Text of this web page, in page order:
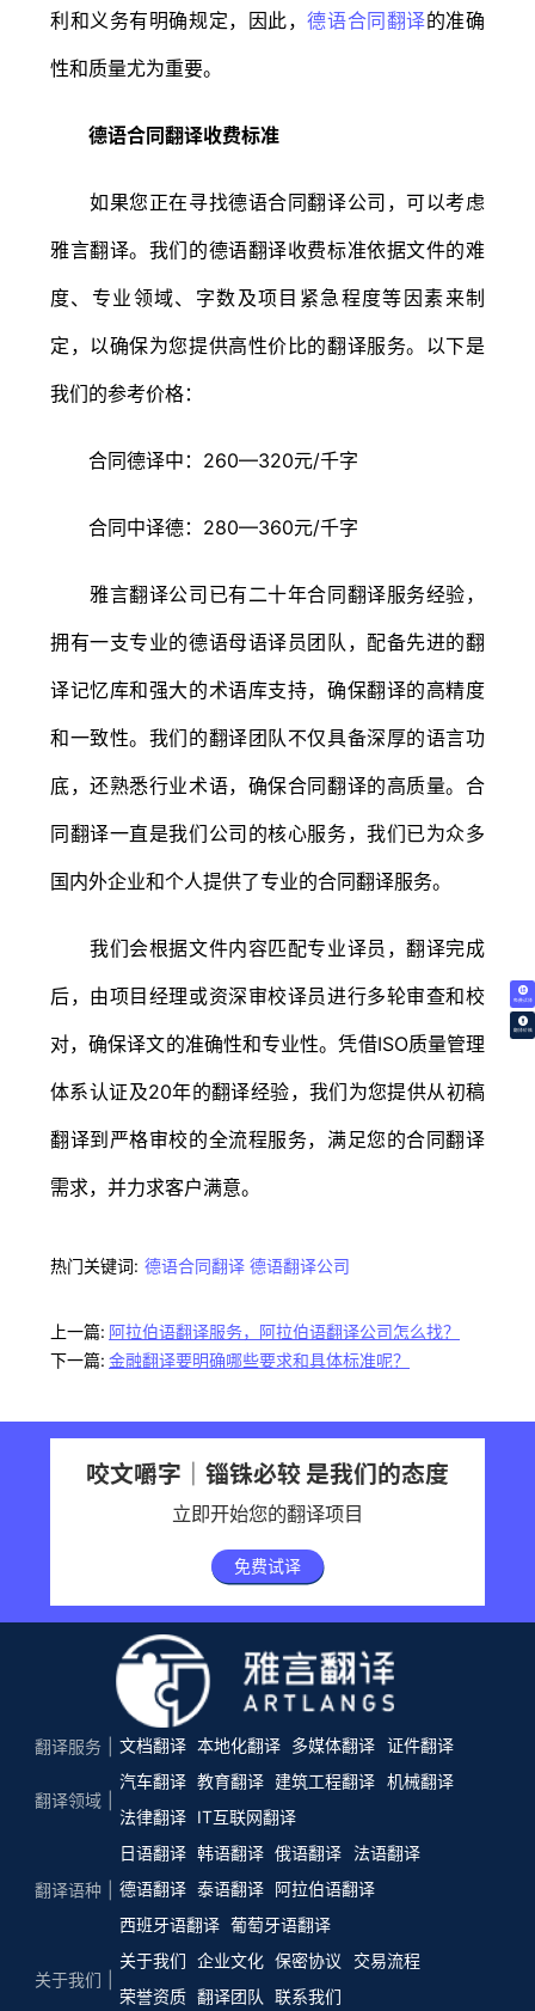
免费试译
翻译价格
利和义务有明确规定，因此，德语合同翻译的准确
性和质量尤为重要。
德语合同翻译收费标准
如果您正在寻找德语合同翻译公司，可以考虑
雅言翻译。我们的德语翻译收费标准依据文件的难
度、专业领域、字数及项目紧急程度等因素来制
定，以确保为您提供高性价比的翻译服务。以下是
我们的参考价格：
合同德译中：260—320元/千字
合同中译德：280—360元/千字
雅言翻译公司已有二十年合同翻译服务经验，
拥有一支专业的德语母语译员团队，配备先进的翻
译记忆库和强大的术语库支持，确保翻译的高精度
和一致性。我们的翻译团队不仅具备深厚的语言功
底，还熟悉行业术语，确保合同翻译的高质量。合
同翻译一直是我们公司的核心服务，我们已为众多
国内外企业和个人提供了专业的合同翻译服务。
我们会根据文件内容匹配专业译员，翻译完成
后，由项目经理或资深审校译员进行多轮审查和校
对，确保译文的准确性和专业性。凭借ISO质量管理
体系认证及20年的翻译经验，我们为您提供从初稿
翻译到严格审校的全流程服务，满足您的合同翻译
需求，并力求客户满意。
热门关键词: 德语合同翻译 德语翻译公司
上一篇: 阿拉伯语翻译服务，阿拉伯语翻译公司怎么找？
下一篇: 金融翻译要明确哪些要求和具体标准呢？
咬文嚼字｜锱铢必较 是我们的态度
立即开始您的翻译项目
免费试译
翻译服务 文档翻译 本地化翻译 多媒体翻译 证件翻译
翻译领域
汽车翻译 教育翻译 建筑工程翻译 机械翻译
法律翻译
IT互联网翻译
翻译语种
日语翻译 韩语翻译 俄语翻译
法语翻译
德语翻译 泰语翻译 阿拉伯语翻译
西班牙语翻译 葡萄牙语翻译
关于我们
关于我们 企业文化 保密协议
交易流程
荣誉资质 翻译团队 联系我们